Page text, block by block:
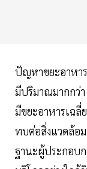
ปัญหาขยะอาหา
มีปริมาณมากกว่
มีขยะอาหารเฉลี่
ทบต่อสิ่งแวดล้อ
ฐานะผู้ประกอบ